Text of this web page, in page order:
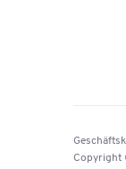
Copyright